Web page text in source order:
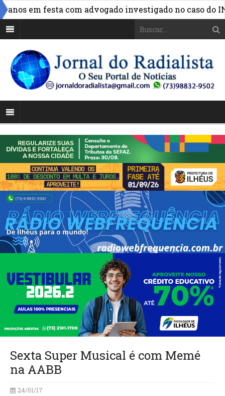
em festa com advogado investigado no caso do INSS
Sexta Super Musical é com Memé
na AABB
24/01/17